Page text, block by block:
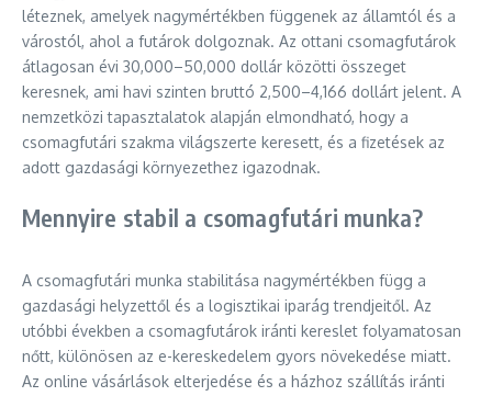
léteznek, amelyek nagymértékben függenek az államtól és a
várostól, ahol a futárok dolgoznak. Az ottani csomagfutárok
átlagosan évi 30,000–50,000 dollár közötti összeget
keresnek, ami havi szinten bruttó 2,500–4,166 dollárt jelent. A
nemzetközi tapasztalatok alapján elmondható, hogy a
csomagfutári szakma világszerte keresett, és a fizetések az
adott gazdasági környezethez igazodnak.
Mennyire stabil a csomagfutári munka?
A csomagfutári munka stabilitása nagymértékben függ a
gazdasági helyzettől és a logisztikai iparág trendjeitől. Az
utóbbi években a csomagfutárok iránti kereslet folyamatosan
nőtt, különösen az e-kereskedelem gyors növekedése miatt.
Az online vásárlások elterjedése és a házhoz szállítás iránti